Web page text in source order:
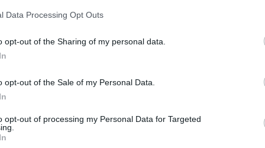
Data Processing Opt Outs
opt-out of the Sharing of my personal data.
opt-out of the Sale of my Personal Data.
opt-out of processing my Personal Data for Targeted